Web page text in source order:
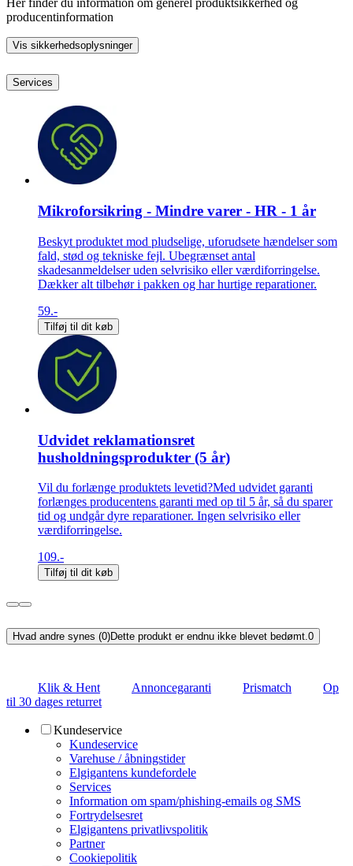
producentinformation
Vis sikkerhedsoplysninger
Services
Mikroforsikring - Mindre varer - HR - 1 år
Beskyt produktet mod pludselige, uforudsete hændelser som
fald, stød og tekniske fejl. Ubegrænset antal
skadesanmeldelser uden selvrisiko eller værdiforringelse.
Dækker alt tilbehør i pakken og har hurtige reparationer.
59.-
Tilføj til dit køb
Udvidet reklamationsret
husholdningsprodukter (5 år)
Vil du forlænge produktets levetid?Med udvidet garanti
forlænges producentens garanti med op til 5 år, så du sparer
tid og undgår dyre reparationer. Ingen selvrisiko eller
værdiforringelse.
109.-
Tilføj til dit køb
Hvad andre synes (0)Dette produkt er endnu ikke blevet bedømt.0
Klik & Hent Annoncegaranti Prismatch
Op
til 30 dages returret
Kundeservice
Kundeservice
Varehuse / åbningstider
Elgigantens kundefordele
Services
Information om spam/phishing-emails og SMS
Fortrydelsesret
Elgigantens privatlivspolitik
Partner
Cookiepolitik